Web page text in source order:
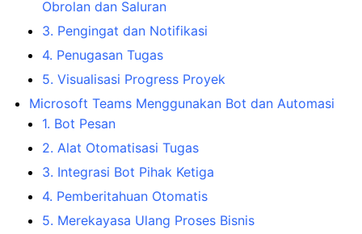
Obrolan dan Saluran
3. Pengingat dan Notifikasi
4. Penugasan Tugas
5. Visualisasi Progress Proyek
Microsoft Teams Menggunakan Bot dan Automasi
1. Bot Pesan
2. Alat Otomatisasi Tugas
3. Integrasi Bot Pihak Ketiga
4. Pemberitahuan Otomatis
5. Merekayasa Ulang Proses Bisnis